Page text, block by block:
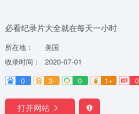
必看纪录片大全就在每天一小时
所在地：
美国
收录时间：
2020-07-01
0
3- 0 1+ 0
打开网站